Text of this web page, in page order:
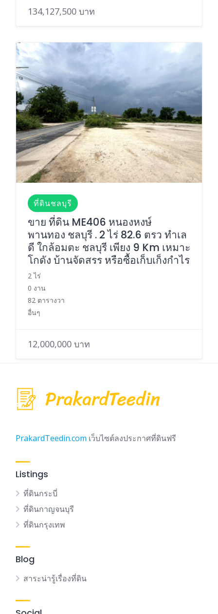
134,127,500 บาท
ที่ดินชลบุรี
ขาย ที่ดิน ME406 หนองหงษ์
พานทอง ชลบุรี . 2 ไร่ 82.6 ตรว ทำเล
ดี ใกล้อมตะ ชลบุรี เพียง 9 Km เหมาะ
โกดัง บ้านจัดสรร หรือซื้อเก็บเก็งกำไร
2 ไร่
0 งาน
82 ตารางวา
อื่นๆ
12,000,000 บาท
PrakardTeedin.com เว็บไซต์ลงประกาศที่ดินฟรี
Listings
ที่ดินกระบี่
ที่ดินกาญจนบุรี
ที่ดินกรุงเทพ
Blog
สาระน่ารู้เรื่องที่ดิน